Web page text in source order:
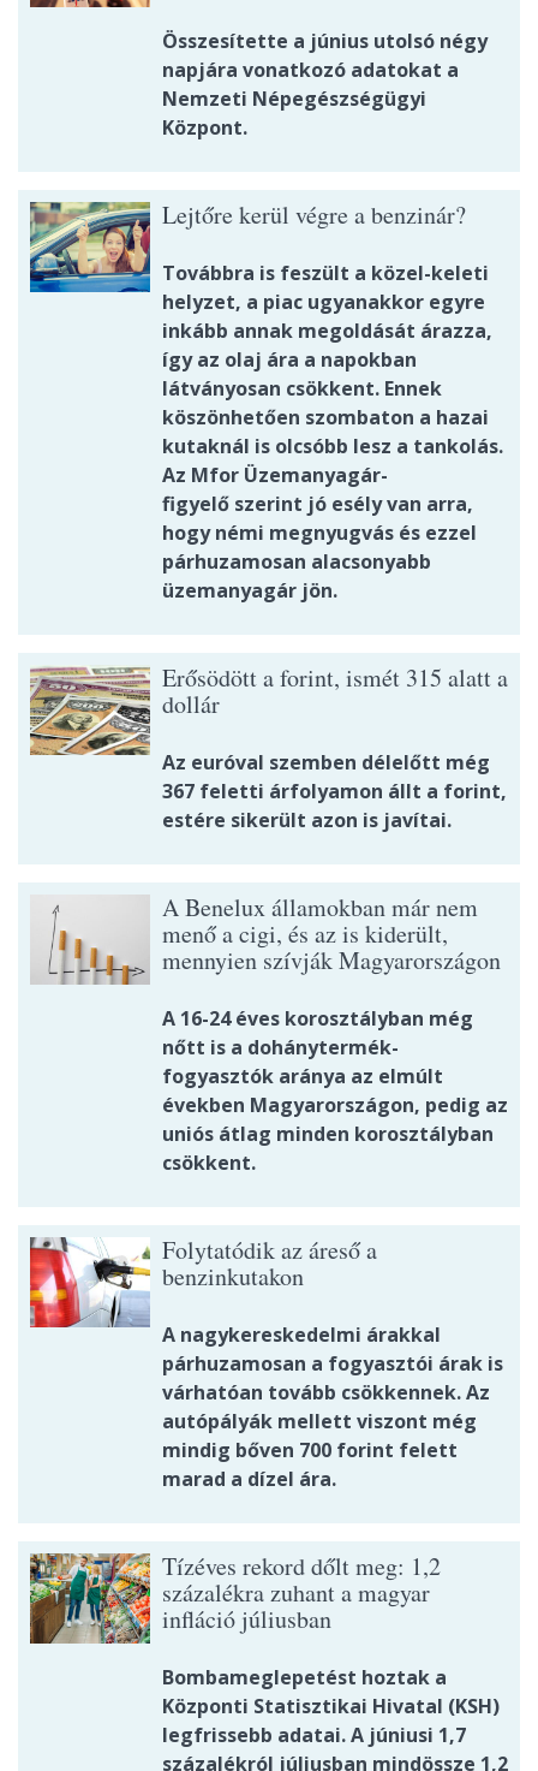
Összesítette a június utolsó négy
napjára vonatkozó adatokat a
Nemzeti Népegészségügyi
Központ.
Lejtőre kerül végre a benzinár?
Továbbra is feszült a közel-keleti
helyzet, a piac ugyanakkor egyre
inkább annak megoldását árazza,
így az olaj ára a napokban
látványosan csökkent. Ennek
köszönhetően szombaton a hazai
kutaknál is olcsóbb lesz a tankolás.
Az Mfor Üzemanyagár-
figyelő szerint jó esély van arra,
hogy némi megnyugvás és ezzel
párhuzamosan alacsonyabb
üzemanyagár jön.
Erősödött a forint, ismét 315 alatt a
dollár
Az euróval szemben délelőtt még
367 feletti árfolyamon állt a forint,
estére sikerült azon is javítai.
A Benelux államokban már nem
menő a cigi, és az is kiderült,
mennyien szívják Magyarországon
A 16-24 éves korosztályban még
nőtt is a dohánytermék-
fogyasztók aránya az elmúlt
években Magyarországon, pedig az
uniós átlag minden korosztályban
csökkent.
Folytatódik az áreső a
benzinkutakon
A nagykereskedelmi árakkal
párhuzamosan a fogyasztói árak is
várhatóan tovább csökkennek. Az
autópályák mellett viszont még
mindig bőven 700 forint felett
marad a dízel ára.
Tízéves rekord dőlt meg: 1,2
százalékra zuhant a magyar
infláció júliusban
Bombameglepetést hoztak a
Központi Statisztikai Hivatal (KSH)
legfrissebb adatai. A júniusi 1,7
százalékról júliusban mindössze 1,2